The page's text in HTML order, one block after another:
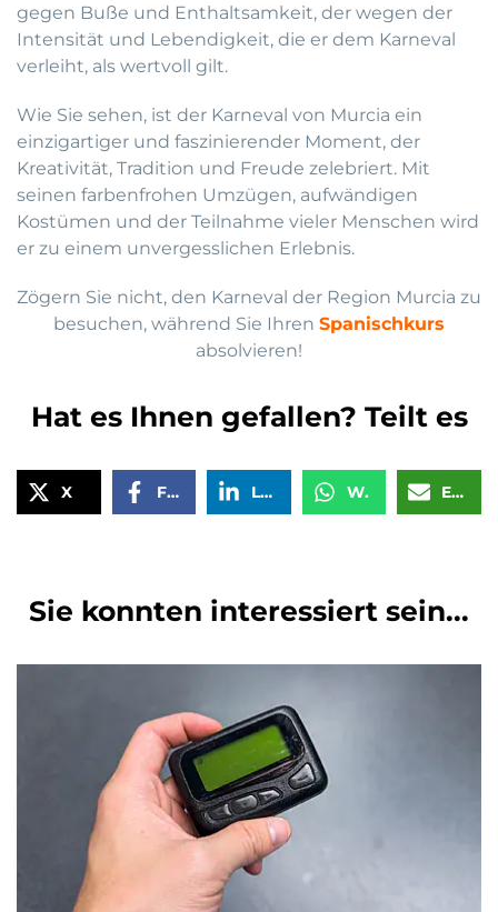
gegen Buße und Enthaltsamkeit, der wegen der
Intensität und Lebendigkeit, die er dem Karneval
verleiht, als wertvoll gilt.
Wie Sie sehen, ist der Karneval von Murcia ein
einzigartiger und faszinierender Moment, der
Kreativität, Tradition und Freude zelebriert. Mit
seinen farbenfrohen Umzügen, aufwändigen
Kostümen und der Teilnahme vieler Menschen wird
er zu einem unvergesslichen Erlebnis.
Zögern Sie nicht, den Karneval der Region Murcia zu
besuchen, während Sie Ihren Spanischkurs
absolvieren!
Hat es Ihnen gefallen? Teilt es
X Facebook LinkedIn WhatsApp Email
Sie konnten interessiert sein...